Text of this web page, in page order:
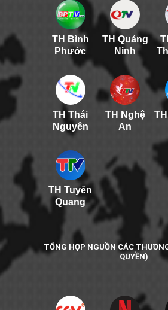
TH Bình
Phước
TH Quảng
Ninh
TH Thái
Nguyên
TH Nghệ
An
TH Tuyên
Quang
TỔNG HỢP NGUỒN CÁC
QUYỀN)